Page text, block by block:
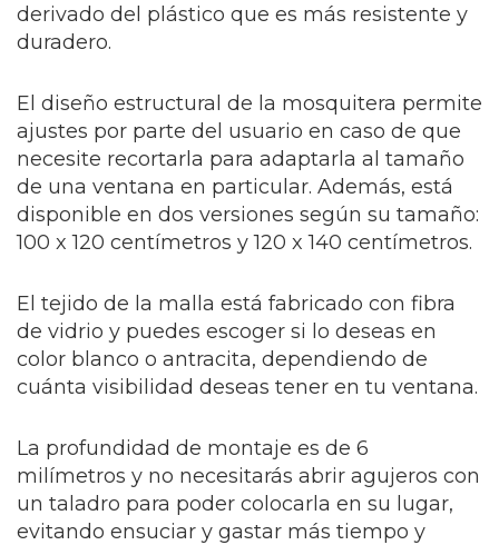
derivado del plástico que es más resistente y
duradero.
El diseño estructural de la mosquitera permite
ajustes por parte del usuario en caso de que
necesite recortarla para adaptarla al tamaño
de una ventana en particular. Además, está
disponible en dos versiones según su tamaño:
100 x 120 centímetros y 120 x 140 centímetros.
El tejido de la malla está fabricado con fibra
de vidrio y puedes escoger si lo deseas en
color blanco o antracita, dependiendo de
cuánta visibilidad deseas tener en tu ventana.
La profundidad de montaje es de 6
milímetros y no necesitarás abrir agujeros con
un taladro para poder colocarla en su lugar,
evitando ensuciar y gastar más tiempo y